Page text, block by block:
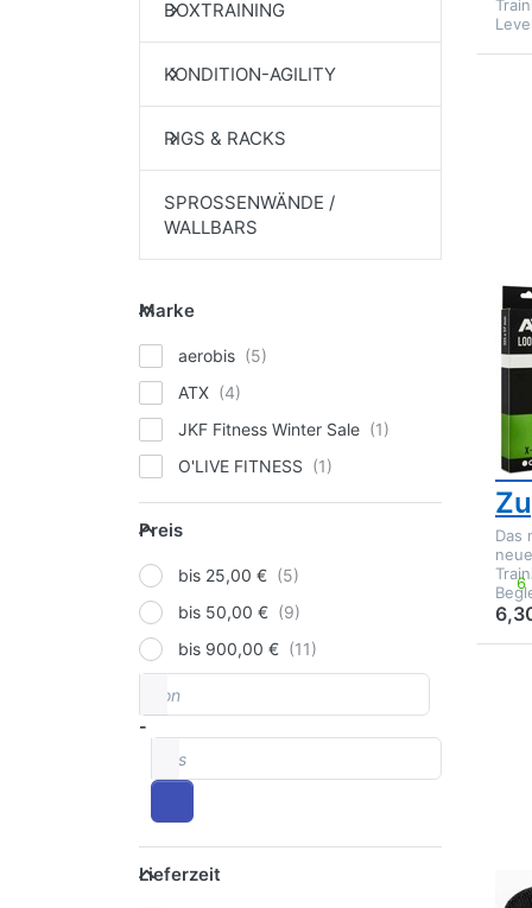
BOXTRAINING
KONDITION-AGILITY
RIGS & RACKS
SPROSSENWÄNDE /
WALLBARS
Marke
Marke
aerobis
ATX
JKF Fitness Winter Sale
O'LIVE FITNESS
Preis
Preis
bis 25,00 €
bis 50,00 €
bis 900,00 €
Preisspanne
-
Lieferzeit
Lieferzeit
ATX
in
Das
6